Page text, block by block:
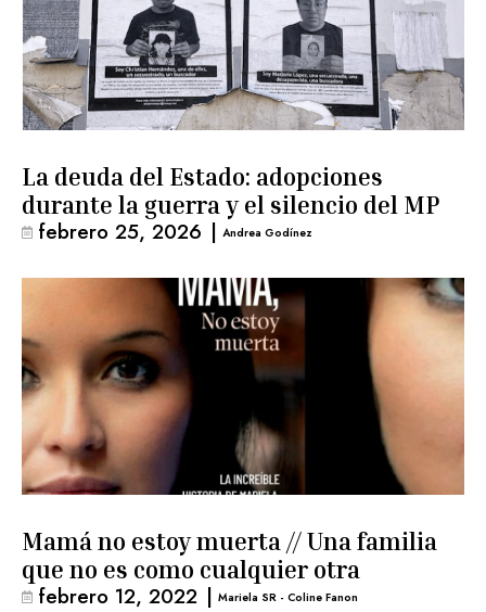
La deuda del Estado: adopciones
durante la guerra y el silencio del MP
febrero 25, 2026 | Andrea Godínez
Mamá no estoy muerta // Una familia
que no es como cualquier otra
febrero 12, 2022 | Mariela SR - Coline Fanon